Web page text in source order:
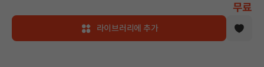
무료
라이브러리에 추가